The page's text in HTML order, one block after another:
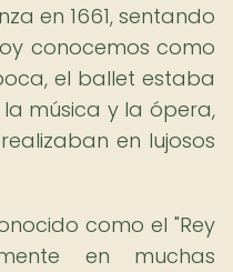
en 1661, sentando
conocemos como
el ballet estaba
música y la ópera,
en lujosos
como el "Rey
en muchas